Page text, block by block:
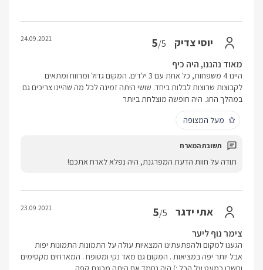
יוסי צדיק 5/5
24.09.2021
מאוד נהננו, היה כיף
היינו 4 משפחות, כל אחת עם 3 ילדים. המקום גדול ומרווח ומתאים
לקבוצות שרוצות לבלות ביחד. שושי היתה זמינה לכל מה שהיינו צריכים גם
במהלך החג. היה חופשה מוצלחת ביותר
מעל המצופה
תודה על חוות הדעת המפרגנת, היה נפלא לארח אתכם!
אתי ידגר 5/5
23.09.2021
צימר נוף ליער
הגענו למקום ולהפתעתינו המצאיות עולה על התמונות התמונות יפות
אבל יותר יפה במציאות . המקום גם מאד נקי ומטופח . המארחים מקסימים